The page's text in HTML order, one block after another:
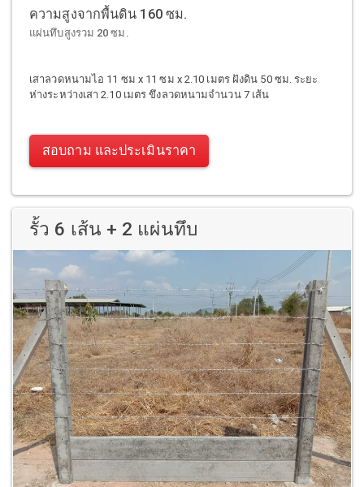
ความสูงจากพื้นดิน 160 ซม.
แผ่นทึบสูงรวม 20 ซม.
เสาลวดหนามไอ 11 ซม x 11 ซม x 2.10 เมตร ฝังดิน 50 ซม. ระยะ
ห่างระหว่างเสา 2.10 เมตร ขึงลวดหนามจำนวน 7 เส้น
สอบถาม และประเมินราคา
รั้ว 6 เส้น + 2 แผ่นทึบ